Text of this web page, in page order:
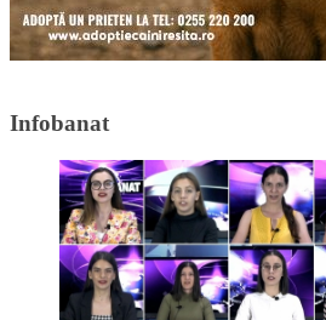
Infobanat